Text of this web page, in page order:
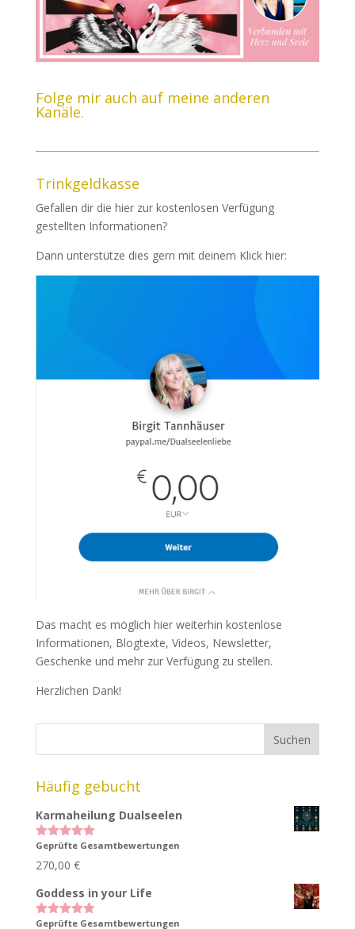
Folge mir auch auf meine anderen
Kanäle.
Trinkgeldkasse
Gefallen dir die hier zur kostenlosen Verfügung
gestellten Informationen?
Dann unterstütze dies gern mit deinem Klick hier:
Das macht es möglich hier weiterhin kostenlose
Informationen, Blogtexte, Videos, Newsletter,
Geschenke und mehr zur Verfügung zu stellen.
Herzlichen Dank!
Häufig gebucht
Karmaheilung Dualseelen
Bewertet
von 5
Geprüfte Gesamtbewertungen
270,00 €
Goddess in your Life
Bewertet
Geprüfte Gesamtbewertungen